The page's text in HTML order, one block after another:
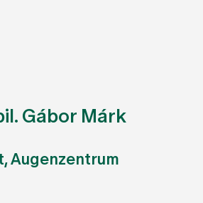
Gábor Márk
Augenzentrum